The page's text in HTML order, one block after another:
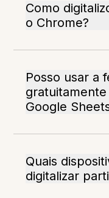
Como
o Chrome?
Posso usar a
Google
Quais
digitalizar